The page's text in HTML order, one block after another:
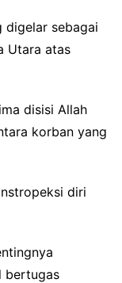
digelar sebagai
Utara atas
disisi Allah
korban yang
diri
bertugas